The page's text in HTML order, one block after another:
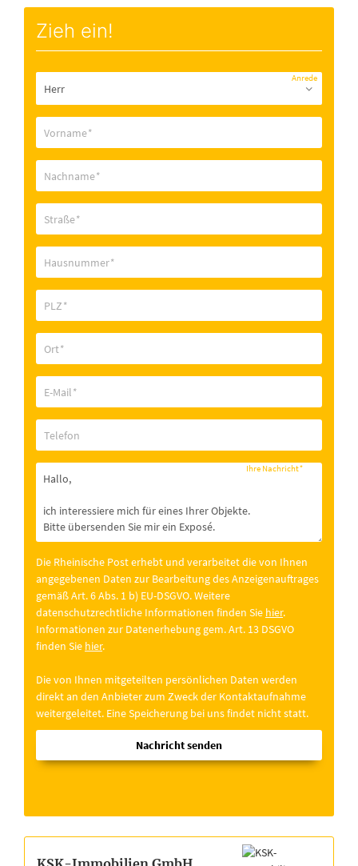
Zieh ein!
Anrede
Vorname*
Nachname*
Straße*
Hausnummer*
PLZ*
Ort*
E-Mail*
Telefon
Ihre Nachricht*
Die Rheinische Post erhebt und verarbeitet die von Ihnen
angegebenen Daten zur Bearbeitung des Anzeigenauftrages
gemäß Art. 6 Abs. 1 b) EU-DSGVO. Weitere
datenschutzrechtliche Informationen finden Sie hier.
Informationen zur Datenerhebung gem. Art. 13 DSGVO
finden Sie hier.
Die von Ihnen mitgeteilten persönlichen Daten werden
direkt an den Anbieter zum Zweck der Kontaktaufnahme
weitergeleitet. Eine Speicherung bei uns findet nicht statt.
Nachricht senden